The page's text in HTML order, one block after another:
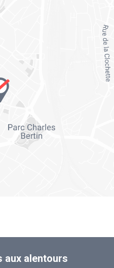
aux alentours